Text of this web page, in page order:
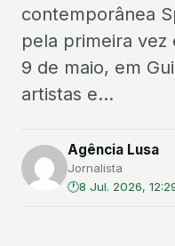
contemporânea
pela primeira
9 de maio, em
artistas e...
Agência Lusa
Jornalista
8 Jul. 2026,